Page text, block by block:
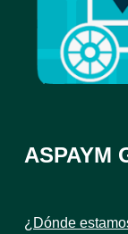
ASPAYM
¿Dónde